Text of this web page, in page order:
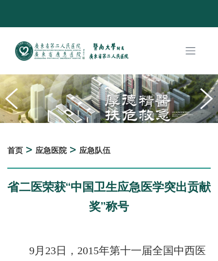
首页 > 应急医院 > 应急队伍
省二医荣获“中国卫生应急医学突出贡献
奖”称号
9月23日，2015年第十一届全国中西医